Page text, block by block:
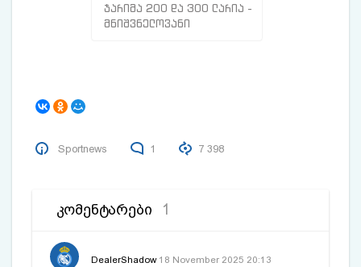
ჯარიმა 200 და 300 ლარია -
მნიშვნელოვანი
Sportnews 1 7 398
ᲙᲝᲛᲔᲜᲢᲐᲠᲔᲑᲘ 1
DealerShadow 18 November 2025 20:13